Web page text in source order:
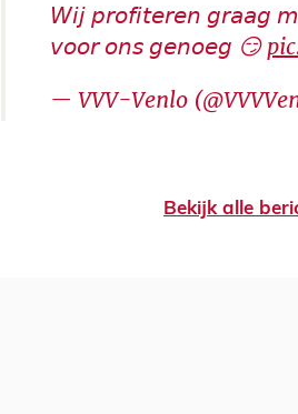
𝘞𝘪𝘫 𝘱𝘳𝘰𝘧𝘪𝘵𝘦𝘳𝘦𝘯 𝘨𝘳𝘢𝘢𝘨
𝘷𝘰𝘰𝘳 𝘰𝘯𝘴 𝘨𝘦𝘯𝘰𝘦𝘨 😏
— VVV-Venlo
Bekijk alle